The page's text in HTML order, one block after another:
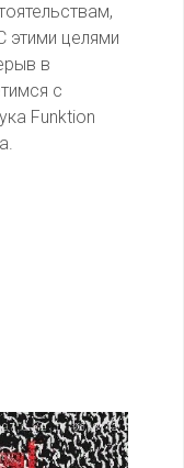
этими целями
в
с
Funktion